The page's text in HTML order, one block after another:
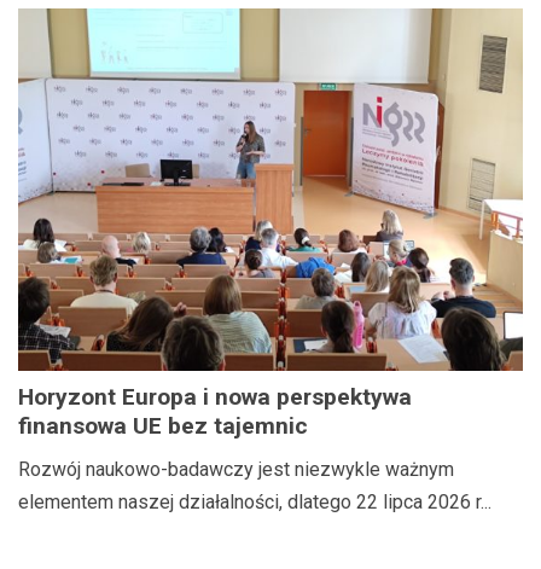
Horyzont Europa i nowa perspektywa
finansowa UE bez tajemnic
Rozwój naukowo-badawczy jest niezwykle ważnym
elementem naszej działalności, dlatego 22 lipca 2026 r...